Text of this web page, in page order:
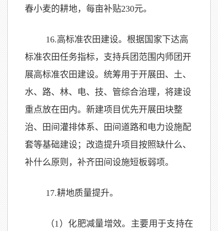
春小麦的耕地，每亩补贴230元。
16.高标准农田建设。根据国家下达高
标准农田任务指标，支持兵团范围内师团开
展高标准农田建设。 统筹用于开展田、土、
水、路、林、电、技、管综合治理，将建设
重点放在田内。新建项目优先开展田块整
治、田间灌排体系、田间道路和电力设施配
套等基础建设；改造提升项目按照缺什么、
补什么原则，补齐田间设施短板弱项。
17.耕地质量提升。
（1） 化肥减量增效。主要用于支持在